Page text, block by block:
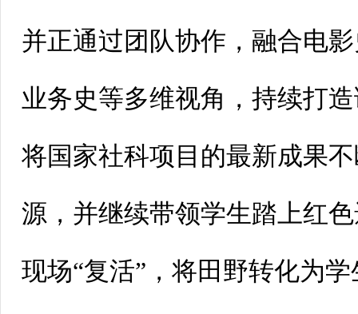
并正通过团队协作，融合电
业务史等多维视角，持续打
将国家社科项目的最新成果
源，并继续带领学生踏上红
现场“复活”，将田野转化为